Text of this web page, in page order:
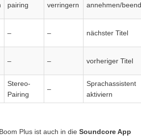
pairing
verringern
annehmen/
– – nächster Titel
– – vorheriger Titel
Stereo-
Pairing
–
Sprachassistent
aktiviern
Plus ist auch in die Soundcore App